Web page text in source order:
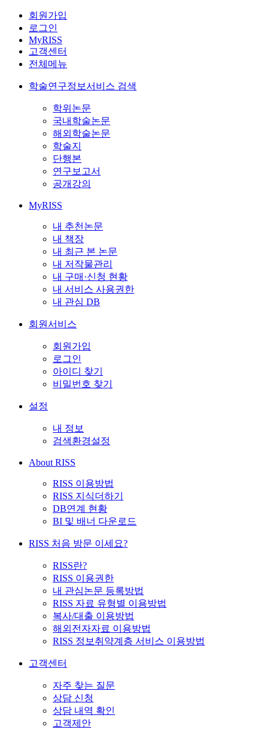
회원가입
로그인
MyRISS
고객센터
전체메뉴
학술연구정보서비스 검색
학위논문
국내학술논문
해외학술논문
학술지
단행본
연구보고서
공개강의
MyRISS
내 추천논문
내 책장
내 최근 본 논문
내 저작물관리
내 구매·신청 현황
내 서비스 사용권한
내 관심 DB
회원서비스
회원가입
로그인
아이디 찾기
비밀번호 찾기
설정
내 정보
검색환경설정
About RISS
RISS 이용방법
RISS 지식더하기
DB연계 현황
BI 및 배너 다운로드
RISS 처음 방문 이세요?
RISS란?
RISS 이용권한
내 관심논문 등록방법
RISS 자료 유형별 이용방법
복사/대출 이용방법
해외전자자료 이용방법
RISS 정보취약계층 서비스 이용방법
고객센터
자주 찾는 질문
상담 신청
상담 내역 확인
고객제안